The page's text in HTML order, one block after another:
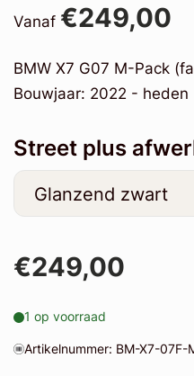
Vanaf €249,00
BMW X7 G07 M-Pack
Bouwjaar: 2022 - heden
Street plus
€249,00
1 op voorraad
Artikelnummer: BM-X7-07F-